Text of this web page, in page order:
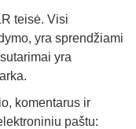
teisė. Visi
yra sprendžiami
yra
komentarus ir
paštu: